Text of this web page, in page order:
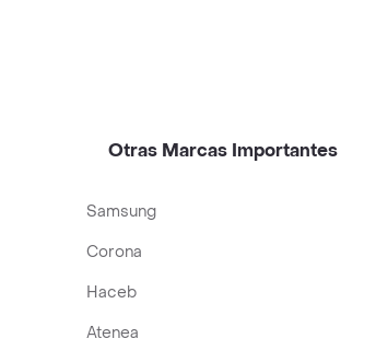
Otras Marcas Importantes
Samsung
Corona
Haceb
Atenea